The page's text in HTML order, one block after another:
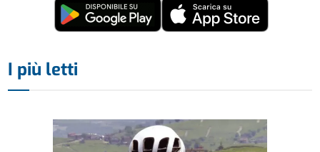
I più letti